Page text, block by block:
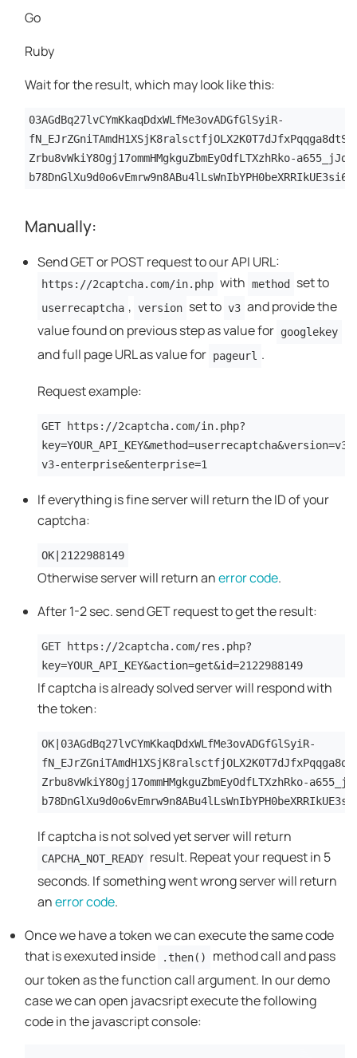
Go
Ruby
Wait for the result, which may look like this:
03AGdBq27lvCYmKkaqDdxWLfMe3ovADGfGlSyiR-
Zrbu8vWkiY8Ogj17ommHMgkguZbmEyOdfLTXzhRko-
Manually:
Send GET or POST request to our API URL:
https://2captcha.com/in.php with method set to
userrecaptcha , version set to v3 and provide the
value found on previous step as value for googlekey
and full page URL as value for pageurl .
Request example:
GET https://2captcha.com/in.php?
v3-enterprise&enterprise=1
If everything is fine server will return the ID of your
captcha:
OK|2122988149
Otherwise server will return anerror code.
After 1-2 sec. send GET request to get the result:
GET https://2captcha.com/res.php?
key=YOUR_API_KEY&action=get&id=2122988149
If captcha is already solved server will respond with
the token:
OK|03AGdBq27lvCYmKkaqDdxWLfMe3ovADGfGlSyiR-
Zrbu8vWkiY8Ogj17ommHMgkguZbmEyOdfLTXzhRko-
If captcha is not solved yet server will return
CAPCHA_NOT_READY result. Repeat your request in 5
seconds. If something went wrong server will return
anerror code.
Once we have a token we can execute the same code
that is exexuted inside
.then()
method call and pass
our token as the function call argument. In our demo
case we can open javacsript execute the following
code in the javascript console: